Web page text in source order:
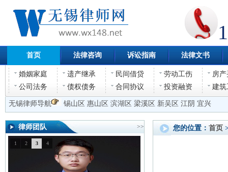
首页 法律咨询 诉讼指南 法律文书
婚姻家庭 遗产继承 民间借贷 劳动工伤
房
公司法务
债权债务 合同协议 投资融资 建筑
无锡律师导航 锡山区 惠山区 滨湖区 梁溪区 新吴区 江阴 宜兴
律师团队 >>
1 2 3 4
您的位置： 首页